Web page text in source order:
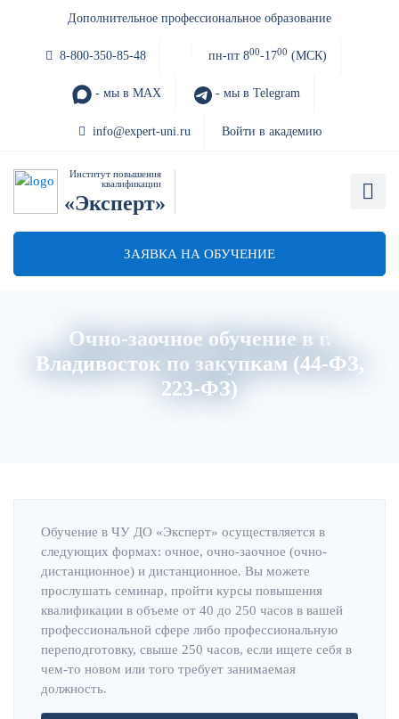
Дополнительное профессиональное образование
8-800-350-85-48 пн-пт 800-1700 (МСК)
- мы в MAX - мы в Telegram
info@expert-uni.ru Войти в академию
Институт повышения
квалификации
«Эксперт»
ЗАЯВКА НА ОБУЧЕНИЕ
Очно-заочное обучение в г.
Владивосток по закупкам (44-ФЗ,
223-ФЗ)
Обучение в ЧУ ДО «Эксперт» осуществляется в
следующих формах: очное, очно-заочное (очно-
дистанционное) и дистанционное. Вы можете
прослушать семинар, пройти курсы повышения
квалификации в объеме от 40 до 250 часов в вашей
профессиональной сфере либо профессиональную
переподготовку, свыше 250 часов, если ищете себя в
чем-то новом или того требует занимаемая
должность.